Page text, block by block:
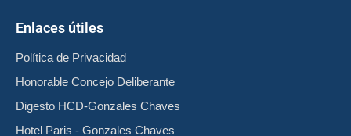
Enlaces útiles
Política de Privacidad
Honorable Concejo Deliberante
Digesto HCD-Gonzales Chaves
Hotel Paris - Gonzales Chaves